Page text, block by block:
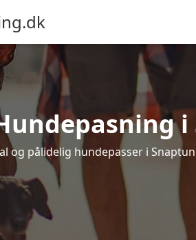
og pålidelig hundepasser i